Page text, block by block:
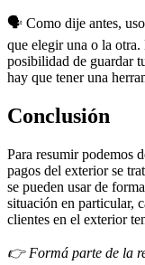
🗣️ Como dije antes, uso
que elegir una o la
posibilidad de guardar
hay que tener una
Conclusión
Para resumir podemos
pagos del exterior se
se pueden usar de
situación en particular,
clientes en el exterior
👉 Formá parte de la